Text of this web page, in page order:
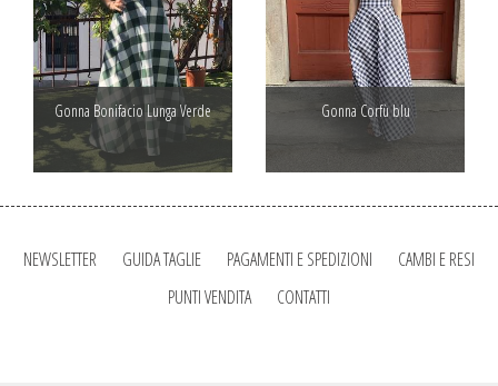
Gonna Bonifacio Lunga Verde Gonna Corfù blu
NEWSLETTER GUIDA TAGLIE PAGAMENTI E SPEDIZIONI
CAMBI E RESI
PUNTI VENDITA
CONTATTI